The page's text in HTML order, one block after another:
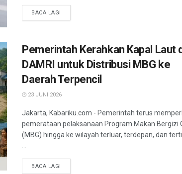
BACA LAGI
Pemerintah Kerahkan Kapal Laut
DAMRI untuk Distribusi MBG ke
Daerah Terpencil
23 JUNI 2026
Jakarta, Kabariku.com - Pemerintah terus
pemerataan pelaksanaan Program Makan Bergizi
(MBG) hingga ke wilayah terluar, terdepan, dan
...
BACA LAGI